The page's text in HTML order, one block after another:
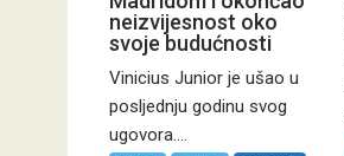
neizvijesnost oko
svoje budućnosti
Vinicius Junior je ušao u
posljednju godinu svog
ugovora....